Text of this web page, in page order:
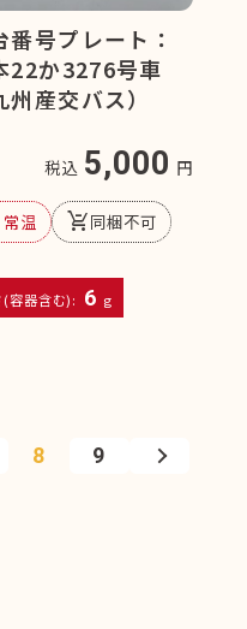
番号プレート：
22か3276号車
州産交バス）
税込 5,000 円
常温 remove_shopping_cart同梱不可
(容器含む): 6 g
8 9